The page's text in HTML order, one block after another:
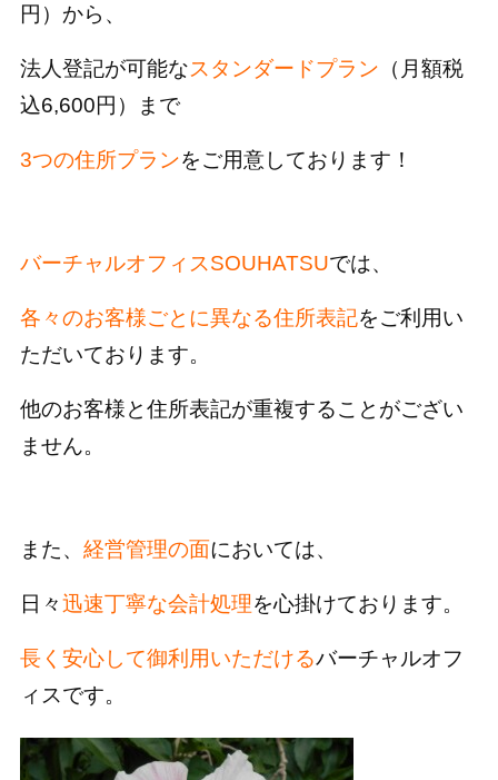
円）から、
法人登記が可能なスタンダードプラン （月額税
込6,600円）まで
3つの住所プランをご用意しております！
バーチャルオフィスSOUHATSUでは、
各々のお客様ごとに異なる住所表記をご利用い
ただいております。
他のお客様と住所表記が重複することがござい
ません。
また、 経営管理の面においては、
日々迅速丁寧な会計処理を心掛けております。
長く安心して御利用いただけるバーチャルオフ
ィスです。